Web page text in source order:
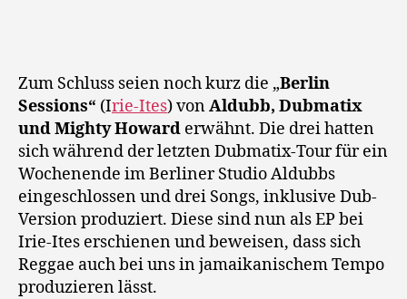
Zum Schluss seien noch kurz die „Berlin
Sessions“ (Irie-Ites) vonAldubb, Dubmatix
und Mighty Howard erwähnt. Die drei hatten
sich während der letzten Dubmatix-Tour für ein
Wochenende im Berliner Studio Aldubbs
eingeschlossen und drei Songs, inklusive Dub-
Version produziert. Diese sind nun als EP bei
Irie-Ites erschienen und beweisen, dass sich
Reggae auch bei uns in jamaikanischem Tempo
produzieren lässt.